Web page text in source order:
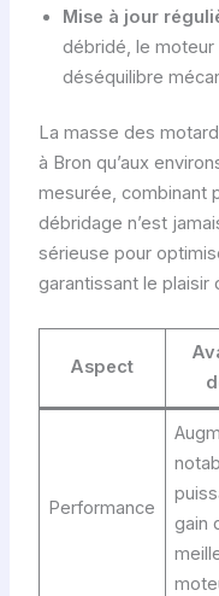
Mise à jour
débridé, le
déséquilibre
La masse des
à Bron qu’aux
mesurée, combinant
débridage n’est
sérieuse pour
garantissant le plaisir
Aspect
Performance
gain